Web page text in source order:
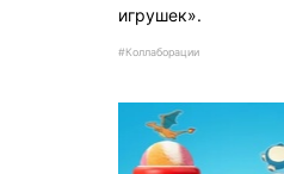
игрушек».
#Коллаборации